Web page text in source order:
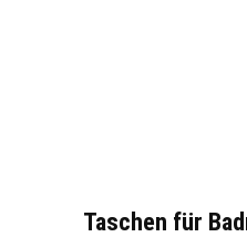
Taschen für